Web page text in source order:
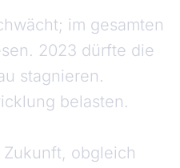
im gesamten
2023 dürfte die
stagnieren.
belasten.
obgleich